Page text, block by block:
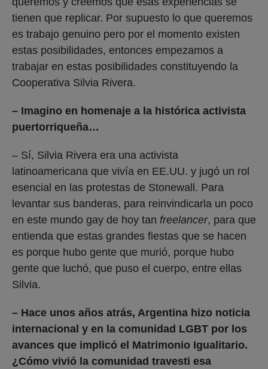
tienen que replicar. Por supuesto lo que queremos
es trabajo genuino pero por el momento existen
estas posibilidades, entonces empezamos a
trabajar en estas posibilidades constituyendo la
Cooperativa Silvia Rivera.
– Imagino en homenaje a la histórica activista
puertorriqueña…
– Sí, Silvia Rivera era una activista
latinoamericana que vivía en EE.UU. y jugó un rol
esencial en las protestas de Stonewall. Para
levantar sus banderas, para reinvindicarla un poco
en este mundo gay de hoy tan freelancer, para que
entienda que estas grandes fiestas que se hacen
es porque hubo gente que murió, porque hubo
gente que luchó, que puso el cuerpo, entre ellas
Silvia.
– Hace unos años atrás, Argentina hizo noticia
internacional y en la comunidad LGBT por los
avances que implicó el Matrimonio Igualitario.
¿Cómo vivió la comunidad travesti esa